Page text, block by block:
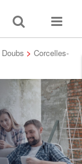
Toggle
search
Toggle
Doubs > Corcelles-